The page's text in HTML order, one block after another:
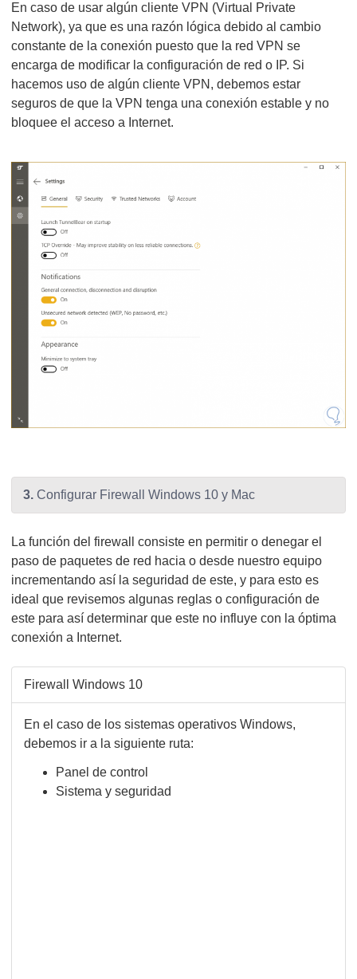
En caso de usar algún cliente VPN (Virtual Private
Network), ya que es una razón lógica debido al cambio
constante de la conexión puesto que la red VPN se
encarga de modificar la configuración de red o IP. Si
hacemos uso de algún cliente VPN, debemos estar
seguros de que la VPN tenga una conexión estable y no
bloquee el acceso a Internet.
3. Configurar Firewall Windows 10 y Mac
La función del firewall consiste en permitir o denegar el
paso de paquetes de red hacia o desde nuestro equipo
incrementando así la seguridad de este, y para esto es
ideal que revisemos algunas reglas o configuración de
este para así determinar que este no influye con la óptima
conexión a Internet.
Firewall Windows 10
En el caso de los sistemas operativos Windows,
debemos ir a la siguiente ruta:
Panel de control
Sistema y seguridad